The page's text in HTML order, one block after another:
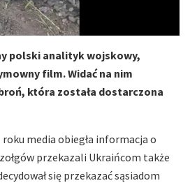
polski analityk wojskowy,
film. Widać na nim
która została dostarczona
media obiegła informacja o
przekazali Ukraińcom także
się przekazać sąsiadom